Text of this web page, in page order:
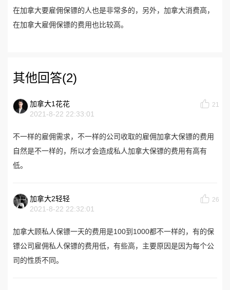
在加拿大要雇佣保镖的人也是非常多的，另外，加拿大消费高，
在加拿大雇佣保镖的费用也比较高。
其他回答(2)
加拿大1花花
2021-8-22 22:33:01
21
不一样的雇佣需求，不一样的公司收取的雇佣加拿大保镖的费用
自然是不一样的，所以才会造成私人加拿大保镖的费用有高有
低。
加拿大2轻轻
2021-8-22 22:32:01
26
加拿大顾私人保镖一天的费用是100到1000都不一样的，有的保
镖公司雇佣私人保镖的费用低，有些高，主要原因是因为每个公
司的性质不同。